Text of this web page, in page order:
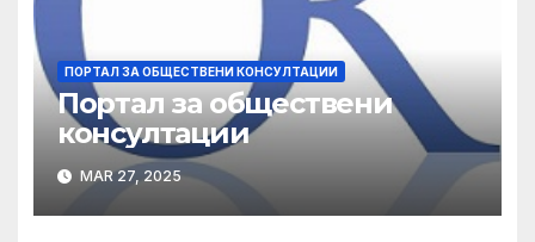
ПОРТАЛ ЗА ОБЩЕСТВЕНИ КОНСУЛТАЦИИ
Портал за обществени
консултации
MAR 27, 2025